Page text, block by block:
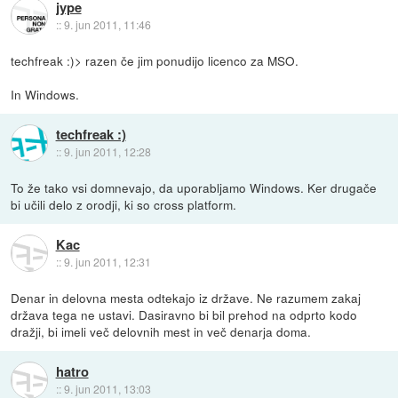
jype
::9. jun 2011, 11:46
techfreak :)> razen če jim ponudijo licenco za MSO.
In Windows.
techfreak :)
::9. jun 2011, 12:28
To že tako vsi domnevajo, da uporabljamo Windows. Ker drugače
bi učili delo z orodji, ki so cross platform.
Kac
::9. jun 2011, 12:31
Denar in delovna mesta odtekajo iz države. Ne razumem zakaj
država tega ne ustavi. Dasiravno bi bil prehod na odprto kodo
dražji, bi imeli več delovnih mest in več denarja doma.
hatro
::9. jun 2011, 13:03